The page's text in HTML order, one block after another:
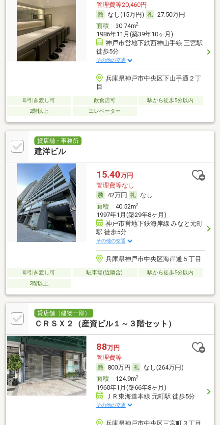
管理費等20,460円
なし(15万円)
27.50万円
面積30.74m2
1986年11月(築39年10ヶ月)
神戸市営地下鉄西神山手線 三宮駅
徒歩5分
その他の交通
兵庫県神戸市中央区下山手通２丁
目
即引き渡し可 飲食店可
駅から徒歩5分以内
2階以上
エレベーター
貸店舗・事務所
建洋ビル
15.40万円
管理費等なし
42万円
なし
面積40.52m2
1997年1月(築29年8ヶ月)
神戸市営地下鉄海岸線 みなと元町
駅 徒歩5分
その他の交通
兵庫県神戸市中央区海岸通５丁目
即引き渡し可 駐車場(近隣含)
駅から徒歩5分以内
2階以上
貸店舗（建物一部）
ＣＲＳＸ２（産資ビル１～３階セット）
88万円
管理費等-
800万円
なし(264万円)
面積124.9m2
1960年1月(築66年8ヶ月)
ＪＲ東海道本線 元町駅 徒歩5分
その他の交通
兵庫県神戸市中央区三宮町３丁目